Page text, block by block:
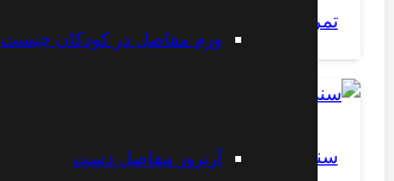
ورم مفاصل در کودکان چیست
آرتروز مفاصل دست
تمرین کمر درد و گردن درد
سندروم پیریفورمیس